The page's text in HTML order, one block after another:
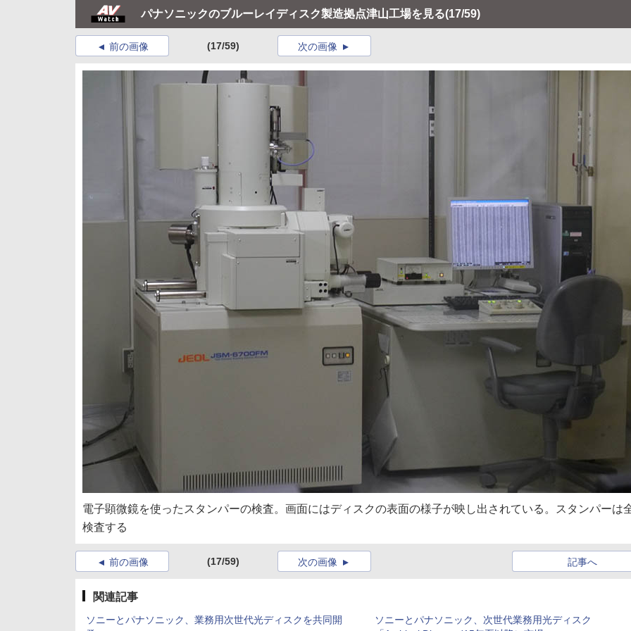
パナソニックのブルーレイディスク製造拠点津山工場を見る(17/59)
前の画像 (17/59) 次の画像
電子顕微鏡を使ったスタンパーの検査。画面にはディスクの表面の様子が映し出されている。スタンパーは
検査する
前の画像 (17/59) 記事へ
次の画像
関連記事
ソニーとパナソニック、業務用次世代光ディスクを共同開
ソニーとパナソニック、次世代業務用光ディスク